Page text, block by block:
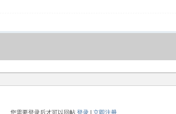
您需要登录后才可以回帖 登录| 立即注册